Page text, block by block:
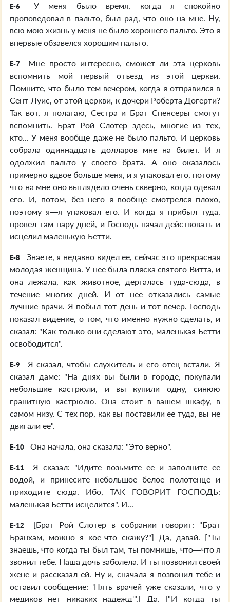
E-6
У меня было время, когда я спокойно
проповедовал в пальто, был рад, что оно на мне. Ну,
всю мою жизнь у меня не было хорошего пальто. Это я
впервые обзавелся хорошим пальто.
E-7
Мне просто интересно, сможет ли эта церковь
вспомнить мой первый отъезд из этой церкви.
Помните, что было тем вечером, когда я отправился в
Сент-Луис, от этой церкви, к дочери Роберта Догерти?
Так вот, я полагаю, Сестра и Брат Спенсеры смогут
вспомнить. Брат Рой Слотер здесь, многие из тех,
кто... У меня вообще даже не было пальто. И церковь
собрала одиннадцать долларов мне на билет. И я
одолжил пальто у своего брата. А оно оказалось
примерно вдвое больше меня, и я упаковал его, потому
что на мне оно выглядело очень скверно, когда одевал
его. И, потом, без него я вообще смотрелся плохо,
поэтому я—я упаковал его. И когда я прибыл туда,
провел там пару дней, и Господь начал действовать и
исцелил маленькую Бетти.
E-8
Знаете, я недавно видел ее, сейчас это прекрасная
молодая женщина. У нее была пляска святого Витта, и
она лежала, как животное, дергалась туда-сюда, в
течение многих дней. И от нее отказались самые
лучшие врачи. Я побыл тот день и тот вечер. Господь
показал видение, о том, что именно нужно сделать, и
сказал: "Как только они сделают это, маленькая Бетти
освободится".
E-9
Я сказал, чтобы служитель и его отец встали. Я
сказал даме: "На днях вы были в городе, покупали
небольшие кастрюли, и вы купили одну, синюю
гранитную кастрюлю. Она стоит в вашем шкафу, в
самом низу. С тех пор, как вы поставили ее туда, вы не
двигали ее".
E-10 Она начала, она сказала: "Это верно".
E-11
Я сказал: "Идите возьмите ее и заполните ее
водой, и принесите небольшое белое полотенце и
приходите сюда. Ибо, ТАК ГОВОРИТ ГОСПОДЬ:
маленькая Бетти исцелится". И...
E-12
[Брат Рой Слотер в собрании говорит: "Брат
Бранхам, можно я кое-что скажу?"] Да, давай. ["Ты
знаешь, что когда ты был там, ты помнишь, что—что я
звонил тебе. Наша дочь заболела. И ты позвонил своей
жене и рассказал ей. Ну и, сначала я позвонил тебе и
оставил сообщение: 'Пять врачей уже сказали, что у
медиков нет никаких надежд'".] Да. ["И когда ты